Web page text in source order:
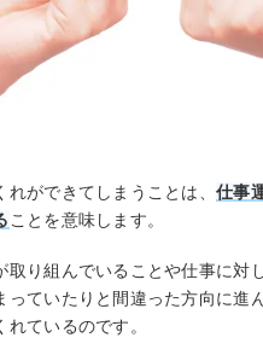
れができてしまうことは、仕事
ことを意味します。
取り組んでいることや仕事に対
っていたりと間違った方向に進
れているのです。